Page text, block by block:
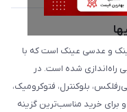
و عدسی عینک است که با
راه‌اندازی شده است. در
بلوکنترل، فتوکرومیک،
برای خرید مناسب‌ترین گزینه